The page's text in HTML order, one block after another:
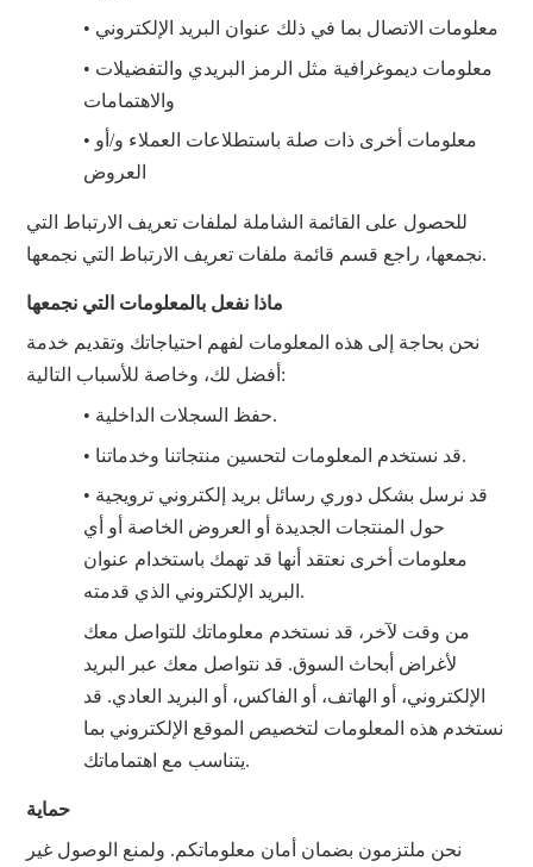
• معلومات الاتصال بما في ذلك عنوان البريد الإلكتروني
• معلومات ديموغرافية مثل الرمز البريدي والتفضيلات
والاهتمامات
• معلومات أخرى ذات صلة باستطلاعات العملاء و/أو
العروض
للحصول على القائمة الشاملة لملفات تعريف الارتباط التي
نجمعها، راجع قسم قائمة ملفات تعريف الارتباط التي نجمعها.
ماذا نفعل بالمعلومات التي نجمعها
نحن بحاجة إلى هذه المعلومات لفهم احتياجاتك وتقديم خدمة
أفضل لك، وخاصة للأسباب التالية:
• حفظ السجلات الداخلية.
• قد نستخدم المعلومات لتحسين منتجاتنا وخدماتنا.
• قد نرسل بشكل دوري رسائل بريد إلكتروني ترويجية
حول المنتجات الجديدة أو العروض الخاصة أو أي
معلومات أخرى نعتقد أنها قد تهمك باستخدام عنوان
البريد الإلكتروني الذي قدمته.
من وقت لآخر، قد نستخدم معلوماتك للتواصل معك
لأغراض أبحاث السوق. قد نتواصل معك عبر البريد
الإلكتروني، أو الهاتف، أو الفاكس، أو البريد العادي. قد
نستخدم هذه المعلومات لتخصيص الموقع الإلكتروني بما
يتناسب مع اهتماماتك.
حماية
نحن ملتزمون بضمان أمان معلوماتكم. ولمنع الوصول غير